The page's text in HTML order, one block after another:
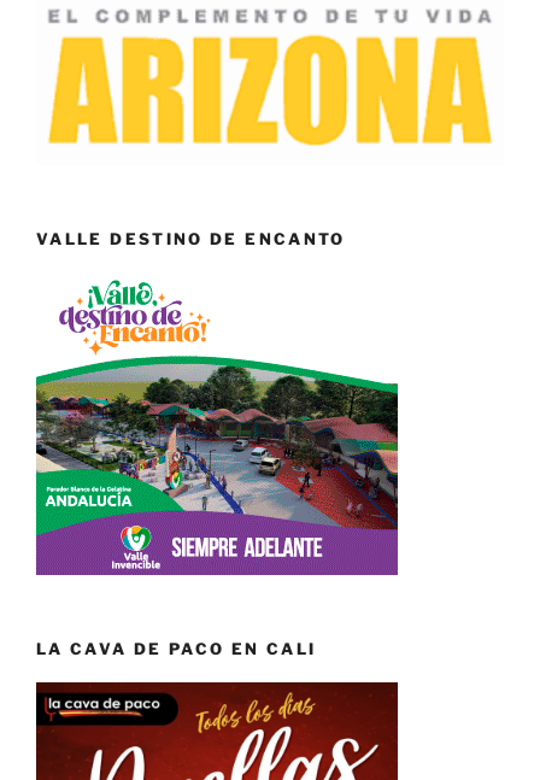
VALLE DESTINO DE ENCANTO
LA CAVA DE PACO EN CALI